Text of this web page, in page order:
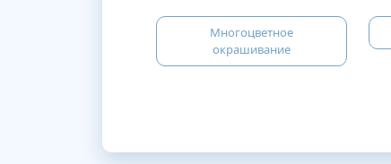
Многоцветное
окрашивание